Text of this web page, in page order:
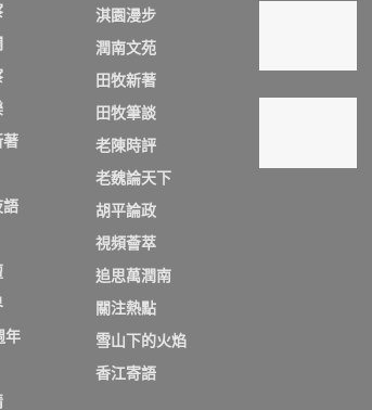
年
淇園漫步
潤南文苑
田牧新著
田牧筆談
老陳時評
老魏論天下
胡平論政
視頻薈萃
追思萬潤南
關注熱點
雪山下的火焰
香江寄語